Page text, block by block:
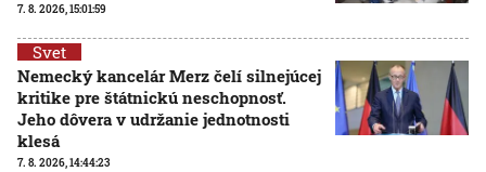
7. 8. 2026, 15:01:59
Svet
Nemecký kancelár Merz čelí silnejúcej
kritike pre štátnickú neschopnosť.
Jeho dôvera v udržanie jednotnosti
klesá
7. 8. 2026, 14:44:23